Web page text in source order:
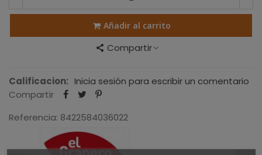
Añadir al carrito
Compartir
Calificacion: Inicia sesión para escribir un comentario
Compartir
Referencia: 8422584036022